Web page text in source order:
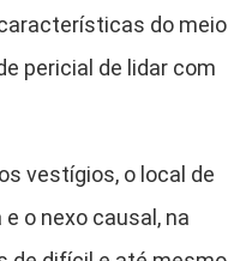
do meio
pericial de lidar com
vestígios, o local de
o nexo causal, na